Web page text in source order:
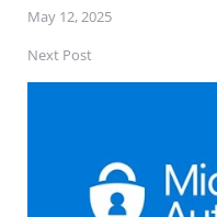
May 12, 2025
Next Post